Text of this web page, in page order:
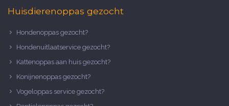
Huisdierenoppas gezocht
Hondenoppas gezocht?
Hondenuitlaatservice gezocht?
Kattenoppas aan huis gezocht?
Konijnenoppas gezocht?
Vogeloppas service gezocht?